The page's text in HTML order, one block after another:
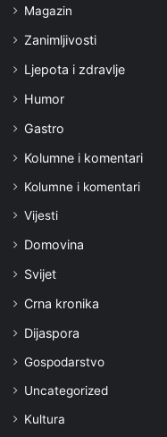
Magazin
Zanimljivosti
Ljepota i zdravlje
Humor
Gastro
Kolumne i komentari
Kolumne i komentari
Vijesti
Domovina
Svijet
Crna kronika
Dijaspora
Gospodarstvo
Uncategorized
Kultura